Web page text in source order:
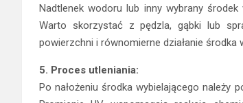
Nadtlenek wodoru lub inny wybrany środek
Warto skorzystać z pędzla, gąbki lub
powierzchni i równomierne działanie środka
5. Proces utleniania:
Po nałożeniu środka wybielającego należy